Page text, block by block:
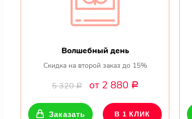
Волшебный день
Скидка на второй заказ до 15%
5 320Р от 2 880 Р
Заказать В 1 КЛИК